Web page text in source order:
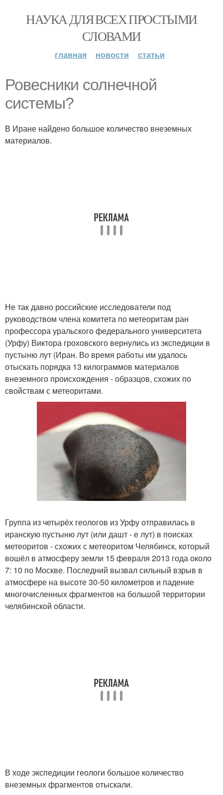
НАУКА ДЛЯ ВСЕХ ПРОСТЫМИ
СЛОВАМИ
главная новости статьи
Ровесники солнечной
системы?
В Иране найдено большое количество внеземных
материалов.
Не так давно российские исследователи под
руководством члена комитета по метеоритам ран
профессора уральского федерального университета
(Урфу) Виктора гроховского вернулись из экспедиции в
пустыню лут (Иран. Во время работы им удалось
отыскать порядка 13 килограммов материалов
внеземного происхождения - образцов, схожих по
свойствам с метеоритами.
Группа из четырёх геологов из Урфу отправилась в
иранскую пустыню лут (или дашт - е лут) в поисках
метеоритов - схожих с метеоритом Челябинск, который
вошёл в атмосферу земли 15 февраля 2013 года около
7: 10 по Москве. Последний вызвал сильный взрыв в
атмосфере на высоте 30-50 километров и падение
многочисленных фрагментов на большой территории
челябинской области.
В ходе экспедиции геологи большое количество
внеземных фрагментов отыскали.